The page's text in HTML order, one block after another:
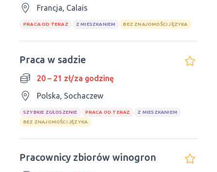
Francja, Calais
PRACA OD TERAZ Z MIESZKANIEM BEZ ZNAJOMOŚCI JĘZYKA
Praca w sadzie
20 – 21 zł/za godzinę
Polska, Sochaczew
SZYBKIE ZGŁOSZENIE PRACA OD TERAZ
Z MIESZKANIEM
BEZ ZNAJOMOŚCI JĘZYKA
Pracownicy zbiorów winogron